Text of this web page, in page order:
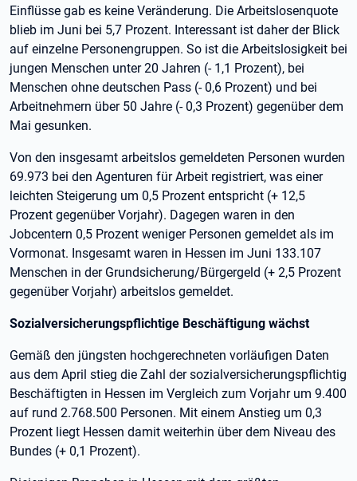
Einflüsse gab es keine Veränderung. Die Arbeitslosenquote
blieb im Juni bei 5,7 Prozent. Interessant ist daher der Blick
auf einzelne Personengruppen. So ist die Arbeitslosigkeit bei
jungen Menschen unter 20 Jahren (- 1,1 Prozent), bei
Menschen ohne deutschen Pass (- 0,6 Prozent) und bei
Arbeitnehmern über 50 Jahre (- 0,3 Prozent) gegenüber dem
Mai gesunken.
Von den insgesamt arbeitslos gemeldeten Personen wurden
69.973 bei den Agenturen für Arbeit registriert, was einer
leichten Steigerung um 0,5 Prozent entspricht (+ 12,5
Prozent gegenüber Vorjahr). Dagegen waren in den
Jobcentern 0,5 Prozent weniger Personen gemeldet als im
Vormonat. Insgesamt waren in Hessen im Juni 133.107
Menschen in der Grundsicherung/Bürgergeld (+ 2,5 Prozent
gegenüber Vorjahr) arbeitslos gemeldet.
Sozialversicherungspflichtige Beschäftigung wächst
Gemäß den jüngsten hochgerechneten vorläufigen Daten
aus dem April stieg die Zahl der sozialversicherungspflichtig
Beschäftigten in Hessen im Vergleich zum Vorjahr um 9.400
auf rund 2.768.500 Personen. Mit einem Anstieg um 0,3
Prozent liegt Hessen damit weiterhin über dem Niveau des
Bundes (+ 0,1 Prozent).